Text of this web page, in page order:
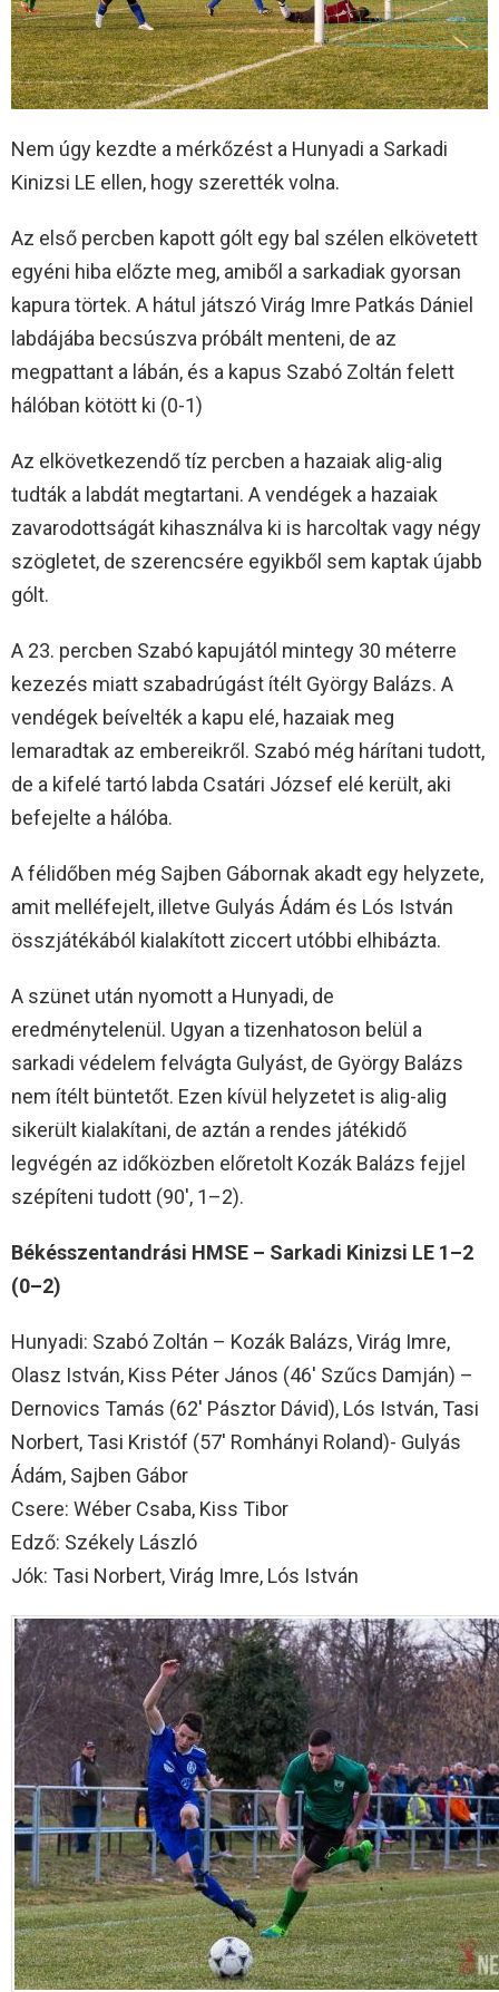
Nem úgy kezdte a mérkőzést a Hunyadi a Sarkadi
Kinizsi LE ellen, hogy szerették volna.
Az első percben kapott gólt egy bal szélen elkövetett
egyéni hiba előzte meg, amiből a sarkadiak gyorsan
kapura törtek. A hátul játszó Virág Imre Patkás Dániel
labdájába becsúszva próbált menteni, de az
megpattant a lábán, és a kapus Szabó Zoltán felett
hálóban kötött ki (0-1)
Az elkövetkezendő tíz percben a hazaiak alig-alig
tudták a labdát megtartani. A vendégek a hazaiak
zavarodottságát kihasználva ki is harcoltak vagy négy
szögletet, de szerencsére egyikből sem kaptak újabb
gólt.
A 23. percben Szabó kapujától mintegy 30 méterre
kezezés miatt szabadrúgást ítélt György Balázs. A
vendégek beívelték a kapu elé, hazaiak meg
lemaradtak az embereikről. Szabó még hárítani tudott,
de a kifelé tartó labda Csatári József elé került, aki
befejelte a hálóba.
A félidőben még Sajben Gábornak akadt egy helyzete,
amit melléfejelt, illetve Gulyás Ádám és Lós István
összjátékából kialakított ziccert utóbbi elhibázta.
A szünet után nyomott a Hunyadi, de
eredménytelenül. Ugyan a tizenhatoson belül a
sarkadi védelem felvágta Gulyást, de György Balázs
nem ítélt büntetőt. Ezen kívül helyzetet is alig-alig
sikerült kialakítani, de aztán a rendes játékidő
legvégén az időközben előretolt Kozák Balázs fejjel
szépíteni tudott (90′, 1–2).
Békésszentandrási HMSE – Sarkadi Kinizsi LE 1–2
(0–2)
Hunyadi: Szabó Zoltán – Kozák Balázs, Virág Imre,
Olasz István, Kiss Péter János (46′ Szűcs Damján) –
Dernovics Tamás (62′ Pásztor Dávid), Lós István, Tasi
Norbert, Tasi Kristóf (57′ Romhányi Roland)- Gulyás
Ádám, Sajben Gábor
Csere: Wéber Csaba, Kiss Tibor
Edző: Székely László
Jók: Tasi Norbert, Virág Imre, Lós István